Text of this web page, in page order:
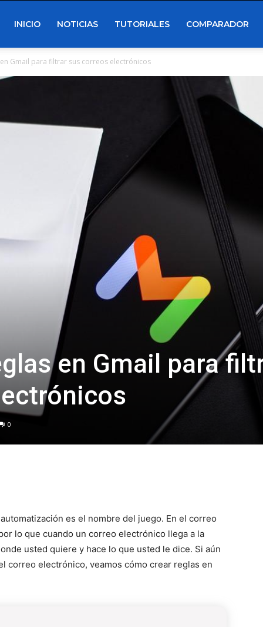
INICIO NOTICIAS TUTORIALES COMPARADOR
Gmail para filtrar sus correos electrónicos
en Gmail para
0
es el nombre del juego. En el correo
lo que cuando un correo electrónico llega a la
usted quiere y hace lo que usted le dice. Si aún
correo electrónico, veamos cómo crear reglas en